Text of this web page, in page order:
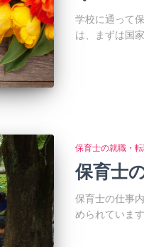
学校に通って
は、まずは国
保育士の就職・
保育士
保育士の仕事
められています